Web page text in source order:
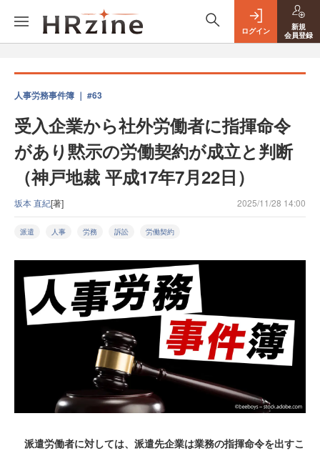
ログイン
新規
会員登録
人事労務事件簿 ｜ #63
受入企業から社外労働者に指揮命令
があり黙示の労働契約が成立と判断
（神戸地裁 平成17年7月22日）
坂本 直紀[著] 2025/11/28 14:00
派遣 人事 労務 訴訟 労働契約
派遣労働者に対しては、派遣先企業は業務の指揮命令を出すこ